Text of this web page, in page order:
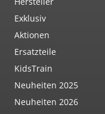
Exklusiv
Aktionen
Ersatzteile
KidsTrain
Neuheiten 2025
Neuheiten 2026